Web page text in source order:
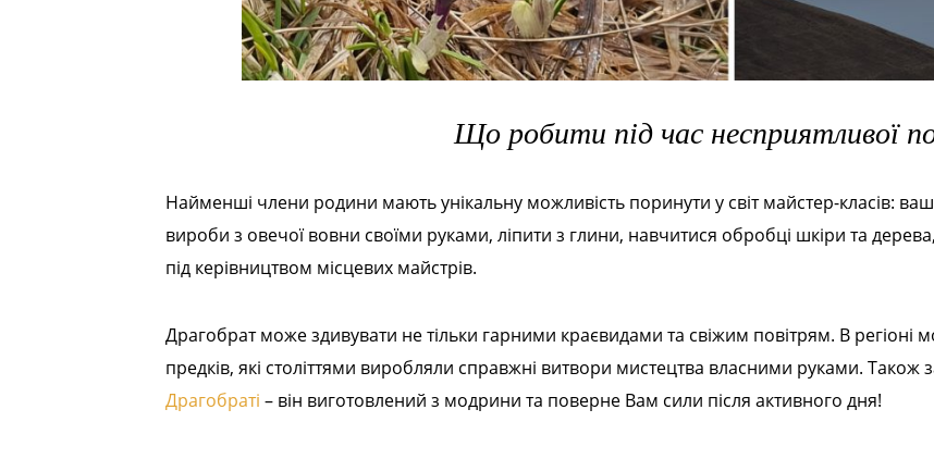
Що робити під час несприятливої
Найменші члени родини мають унікальну можливість поринути у світ майстер-класів:
вироби з овечої вовни своїми руками, ліпити з глини, навчитися обробці шкіри та
під керівництвом місцевих майстрів.
Драгобрат може здивувати не тільки гарними краєвидами та свіжим повітрям. В регіоні
предків, які століттями виробляли справжні витвори мистецтва власними руками. Також
Драгобраті – він виготовлений з модрини та поверне Вам сили після активного дня!